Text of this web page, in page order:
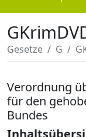
Gesetze G
Verordnung
für den
Bundes